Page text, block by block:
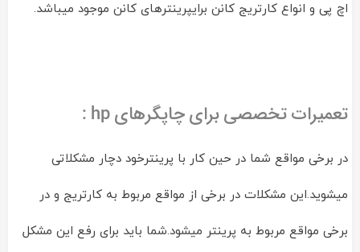
اچ پی و انواع کارتریج کانن برایپرینترهای کانن موجود میباشد.
تعمیرات تخصصی برای چاپگرهای hp :
در برخی مواقع شما در حین کار با پرینترخود دچار مشکلاتی
میشوید.این مشکلات در برخی از مواقع مربوط به کارتریج و در
برخی مواقع مربوط به پرینتر میشود.شما باید برای رفع این مشکل